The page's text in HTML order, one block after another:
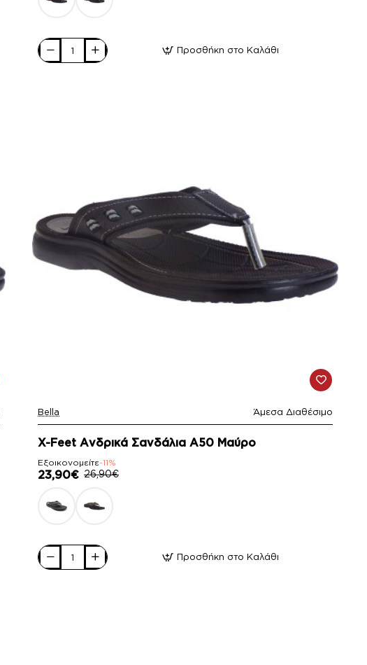
X-
Feet
Προσθήκη στο Καλάθι
-11%
Bella Άμεσα Διαθέσιμο
X-Feet Ανδρικά Σανδάλια A50 Μαύρο
Εξοικονομείτε-11%
23,90€ 26,90€
X-
Feet
Προσθήκη στο Καλάθι